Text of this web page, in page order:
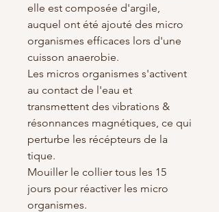
elle est composée d'argile,
auquel ont été ajouté des micro
organismes efficaces lors d'une
cuisson anaerobie.
Les micros organismes s'activent
au contact de l'eau et
transmettent des vibrations &
résonnances magnétiques, ce qui
perturbe les récépteurs de la
tique.
Mouiller le collier tous les 15
jours pour réactiver les micro
organismes.